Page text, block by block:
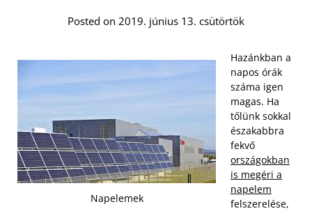
Posted on 2019. június 13. csütörtök
Napelemek
Hazánkban a
napos órák
száma igen
magas. Ha
tőlünk sokkal
északabbra
fekvő
országokban
is megéri a
napelem
felszerelése,